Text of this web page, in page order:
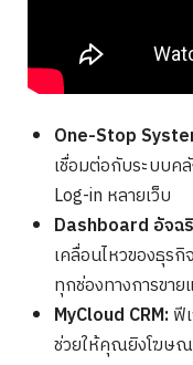
One-Stop
เชื่อมต่อกับระบบค
Log-in หลายเว็บ
Dashboard อัจฉ
เคลื่อนไหวของธุร
ทุกช่องทางการขา
MyCloud CRM:ฟี
ช่วยให้คุณยิงโฆษ